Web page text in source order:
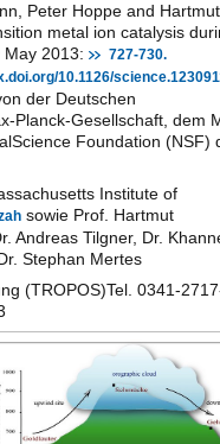
Peter Hoppe and Hartmut
metal ion catalysis
May 2013:
727-730.
10.1126/
der Deutschen
Planck-Gesellschaft, dem
Foundation (NSF)
Institute of
sowie Prof. Hartmut
Andreas Tilgner, Dr.
Stephan Mertes
(TROPOS)Tel. 0341-